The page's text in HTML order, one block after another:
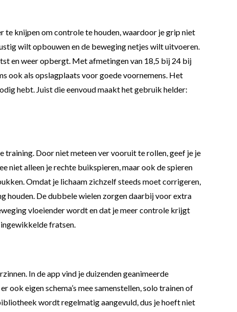
te knijpen om controle te houden, waardoor je grip niet
wilt opbouwen en de beweging netjes wilt uitvoeren.
en weer opbergt. Met afmetingen van 18,5 bij 24 bij
ook als opslagplaats voor goede voornemens. Het
hebt. Juist die eenvoud maakt het gebruik helder:
Door niet meteen ver vooruit te rollen, geef je je
niet alleen je rechte buikspieren, maar ook de spieren
Omdat je lichaam zichzelf steeds moet corrigeren,
houden. De dubbele wielen zorgen daarbij voor extra
vloeiender wordt en dat je meer controle krijgt
ingewikkelde fratsen.
In de app vind je duizenden geanimeerde
ook eigen schema’s mee samenstellen, solo trainen of
wordt regelmatig aangevuld, dus je hoeft niet